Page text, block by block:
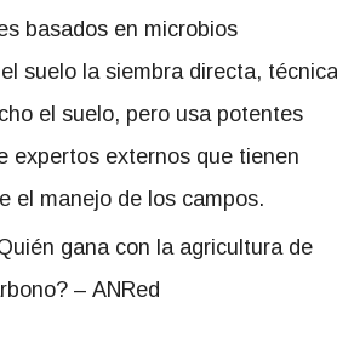
basados en microbios
suelo la siembra directa, técnica
el suelo, pero usa potentes
expertos externos que tienen
el manejo de los campos.